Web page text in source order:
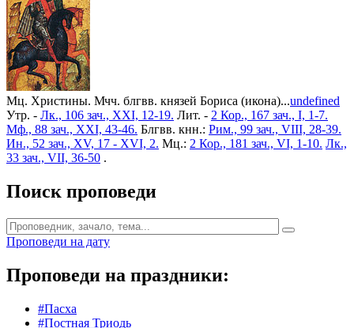
Мц. Христины. Мчч. блгвв. князей Бориса (икона)...undefined
Утр. - Лк., 106 зач., XXI, 12-19. Лит. - 2 Кор., 167 зач., I, 1-7.
Мф., 88 зач., XXI, 43-46. Блгвв. кнн.: Рим., 99 зач., VIII, 28-39.
Ин., 52 зач., XV, 17 - XVI, 2. Мц.: 2 Кор., 181 зач., VI, 1-10. Лк.,
33 зач., VII, 36-50 .
Поиск проповеди
Проповеди на дату
Проповеди на праздники:
#Пасха
#Постная Триодь